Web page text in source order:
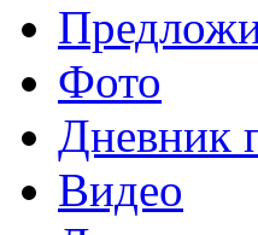
Фото
Дневник
Видео